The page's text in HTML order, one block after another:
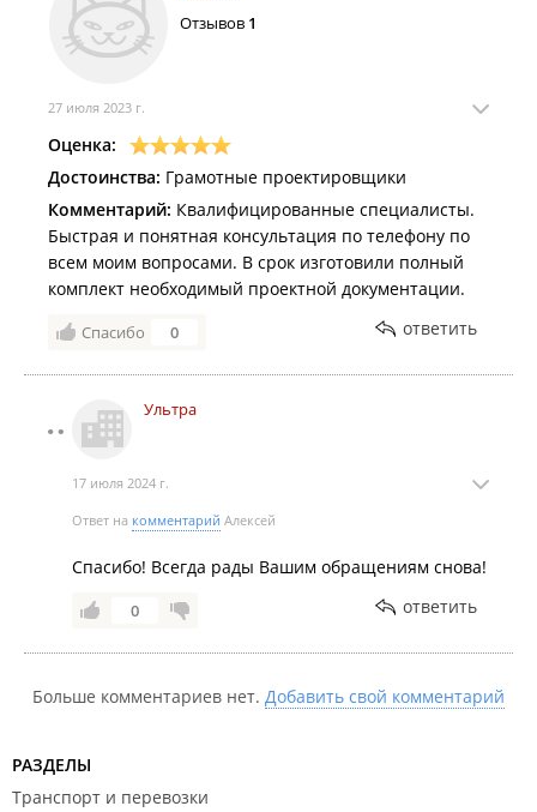
Отзывов 1
27 июля 2023 г.
Оценка:
Достоинства: Грамотные проектировщики
Комментарий: Квалифицированные специалисты.
Быстрая и понятная консультация по телефону по
всем моим вопросами. В срок изготовили полный
комплект необходимый проектной документации.
Спасибо 0 ответить
Ультра
17 июля 2024 г.
Ответ на комментарий Алексей
Спасибо! Всегда рады Вашим обращениям снова!
0 ответить
Больше комментариев нет. Добавить свой комментарий
РАЗДЕЛЫ
Транспорт и перевозки